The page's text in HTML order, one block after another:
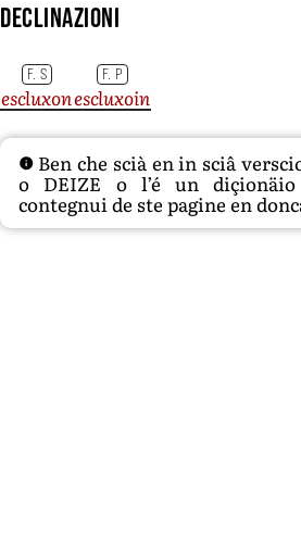
Declinazioni
F. S F. P
escluxonescluxoin
Ben che scià en in sciâ
o DEIZE o l’é un
contegnui de ste pagine en